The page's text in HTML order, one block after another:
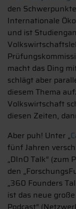
den
Internationale
und ist
macht das Ding
schlägt aber
diesem Thema
Volkswirtschaft
diesen Zeiten,
Aber puh! Unter „
fünf Jahren
„DInO Talk“
den
„360 Founders
ist das neue